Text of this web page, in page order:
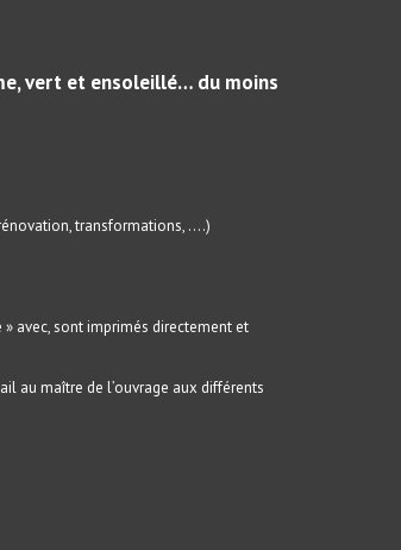
vert et ensoleillé… du moins
transformations, ….)
avec, sont imprimés directement et
au maître de l’ouvrage aux différents